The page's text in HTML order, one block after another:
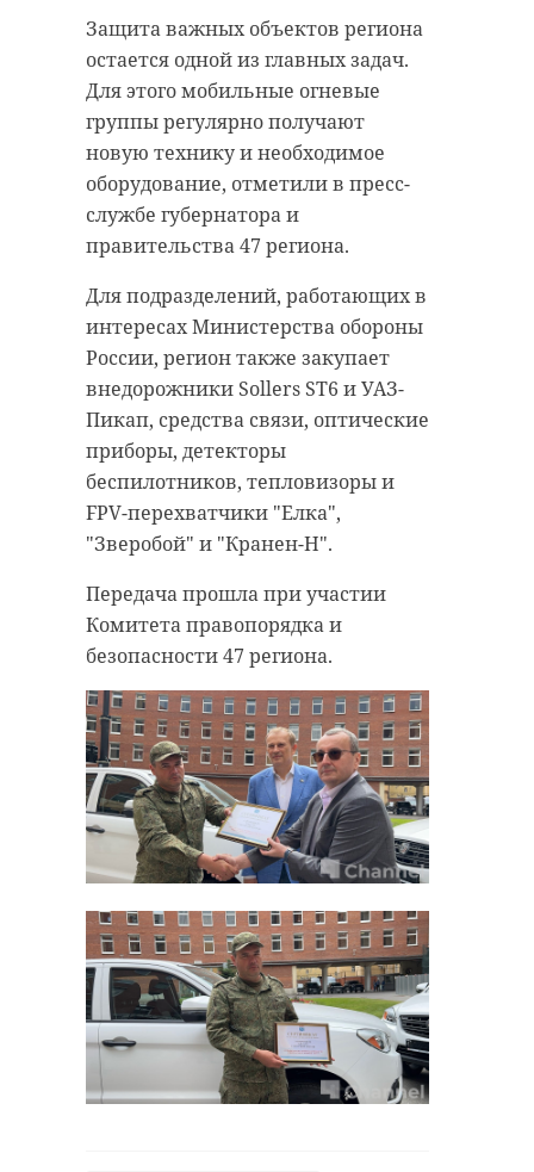
Защита важных объектов региона
остается одной из главных задач.
Для этого мобильные огневые
группы регулярно получают
новую технику и необходимое
оборудование, отметили в пресс-
службе губернатора и
правительства 47 региона.
Для подразделений, работающих в
интересах Министерства обороны
России, регион также закупает
внедорожники Sollers ST6 и УАЗ-
Пикап, средства связи, оптические
приборы, детекторы
беспилотников, тепловизоры и
FPV-перехватчики "Елка",
"Зверобой" и "Кранен-Н".
Передача прошла при участии
Комитета правопорядка и
безопасности 47 региона.